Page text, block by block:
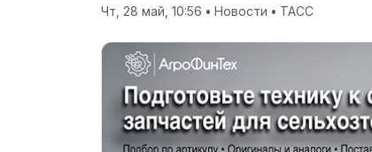
Чт, 28 май, 10:56 • Новости • ТАСС